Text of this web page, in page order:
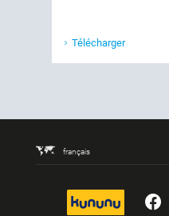
Télécharger
français
kununu